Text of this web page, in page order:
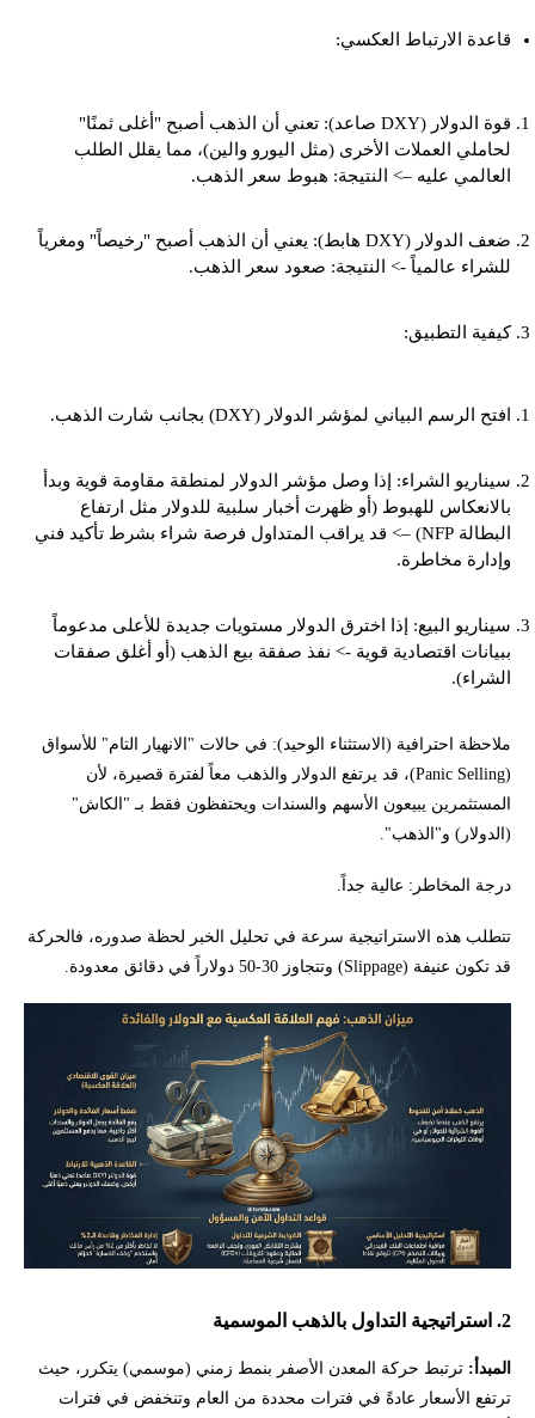
قاعدة الارتباط العكسي:
قوة الدولار (DXY صاعد): تعني أن الذهب أصبح "أغلى ثمنًا"
لحاملي العملات الأخرى (مثل اليورو والين)، مما يقلل الطلب
العالمي عليه –> النتيجة: هبوط سعر الذهب.
ضعف الدولار (DXY هابط): يعني أن الذهب أصبح "رخيصاً" ومغرياً
للشراء عالمياً -> النتيجة: صعود سعر الذهب.
كيفية التطبيق:
افتح الرسم البياني لمؤشر الدولار (DXY) بجانب شارت الذهب.
سيناريو الشراء: إذا وصل مؤشر الدولار لمنطقة مقاومة قوية وبدأ
بالانعكاس للهبوط (أو ظهرت أخبار سلبية للدولار مثل ارتفاع
البطالة NFP) –> قد يراقب المتداول فرصة شراء بشرط تأكيد فني
وإدارة مخاطرة.
سيناريو البيع: إذا اخترق الدولار مستويات جديدة للأعلى مدعوماً
ببيانات اقتصادية قوية -> نفذ صفقة بيع الذهب (أو أغلق صفقات
الشراء).
ملاحظة احترافية (الاستثناء الوحيد): في حالات "الانهيار التام" للأسواق
(Panic Selling)، قد يرتفع الدولار والذهب معاً لفترة قصيرة، لأن
المستثمرين يبيعون الأسهم والسندات ويحتفظون فقط بـ "الكاش"
(الدولار) و"الذهب".
درجة المخاطر: عالية جداً.
تتطلب هذه الاستراتيجية سرعة في تحليل الخبر لحظة صدوره، فالحركة
قد تكون عنيفة (Slippage) وتتجاوز 30-50 دولاراً في دقائق معدودة.
2. استراتيجية التداول بالذهب الموسمية
المبدأ: ترتبط حركة المعدن الأصفر بنمط زمني (موسمي) يتكرر، حيث
ترتفع الأسعار عادةً في فترات محددة من العام وتنخفض في فترات